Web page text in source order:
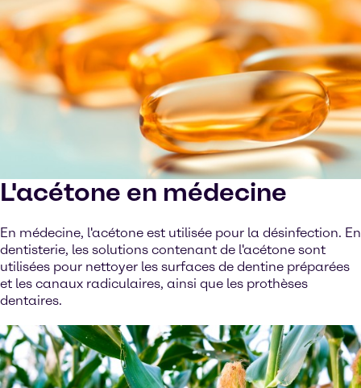
L'acétone en médecine
En médecine, l'acétone est utilisée pour la désinfection. En
dentisterie, les solutions contenant de l'acétone sont
utilisées pour nettoyer les surfaces de dentine préparées
et les canaux radiculaires, ainsi que les prothèses
dentaires.